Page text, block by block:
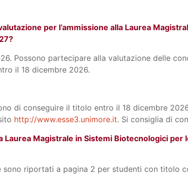
per l’ammissione alla Laurea
Possono partecipare alla valutazione delle
il 18 dicembre 2026.
di conseguire il titolo entro il 18 dicembre
http://www.esse3.unimore.it. Si consiglia di
Magistrale in Sistemi Biotecnologici per
sono riportati a pagina 2 per studenti con titolo